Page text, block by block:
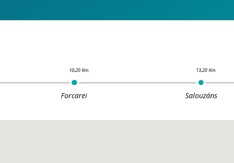
Forcarei Salouzáns